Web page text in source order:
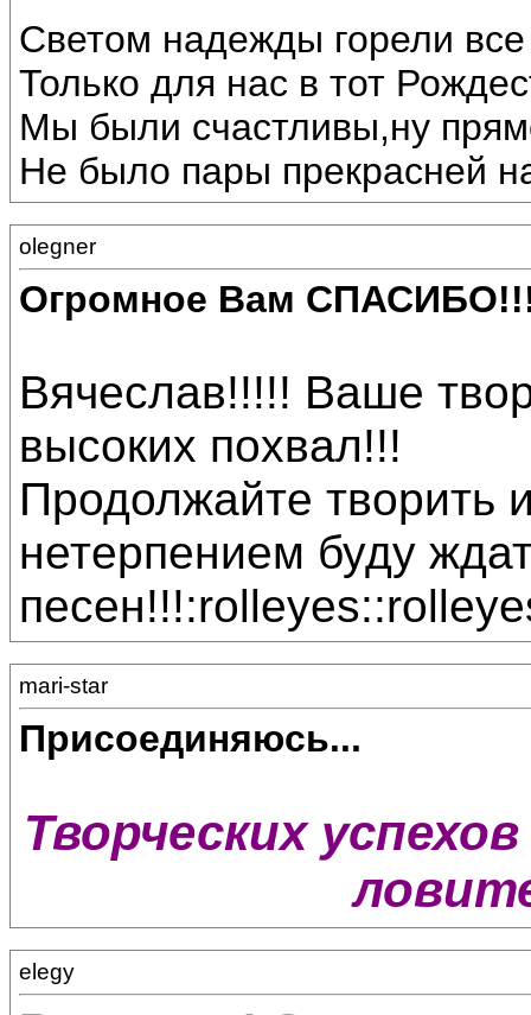
Светом надежды горели все
Только для нас в тот
Мы были счастливы,ну
Не было пары прекрасней
olegner
Огромное Вам
Вячеслав!!!!! Ваше
высоких похвал!!!
Продолжайте творить
нетерпением буду
mari-star
Присоединяюсь...
Творческих
elegy